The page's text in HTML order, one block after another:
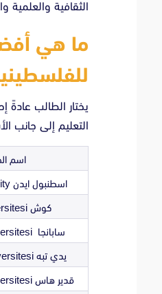
الثقافية
ما هي
يختار الطالب عادةً
التعليم إلى جانب
اسم
اسطنبول ايدن Aydın University.
كوش Koç Üniversitesi.
سابانجا Sabanci Üniversitesi.
يدي تبه Yeditepe Üniversitesi.
قدير هاس Kadir Has Üniversitesi.